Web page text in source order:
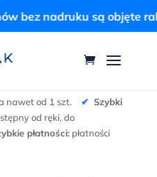
nadruku są objęte
nawet od 1 szt. ✔ Szybki
od ręki, do
płatności:płatności